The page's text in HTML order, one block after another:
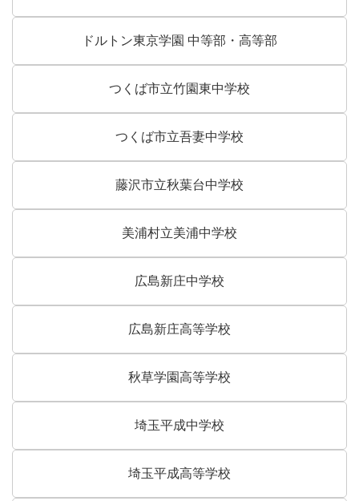
ドルトン東京学園 中等部・高等部
つくば市立竹園東中学校
つくば市立吾妻中学校
藤沢市立秋葉台中学校
美浦村立美浦中学校
広島新庄中学校
広島新庄高等学校
秋草学園高等学校
埼玉平成中学校
埼玉平成高等学校